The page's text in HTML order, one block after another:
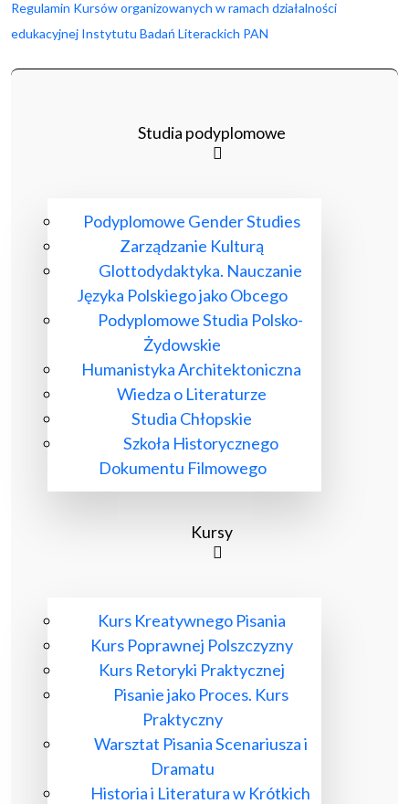
Studia podyplomowe
Podyplomowe Gender Studies
Zarządzanie Kulturą
Glottodydaktyka. Nauczanie
Języka Polskiego jako Obcego
Podyplomowe Studia Polsko-
Żydowskie
Humanistyka Architektoniczna
Wiedza o Literaturze
Studia Chłopskie
Szkoła Historycznego
Dokumentu Filmowego
Kursy
Kurs Kreatywnego Pisania
Kurs Poprawnej Polszczyzny
Kurs Retoryki Praktycznej
Pisanie jako Proces. Kurs
Praktyczny
Warsztat Pisania Scenariusza i
Dramatu
Historia i Literatura w Krótkich
Regulamin Kursów organizowanych w ramach działalności
edukacyjnej Instytutu Badań Literackich PAN